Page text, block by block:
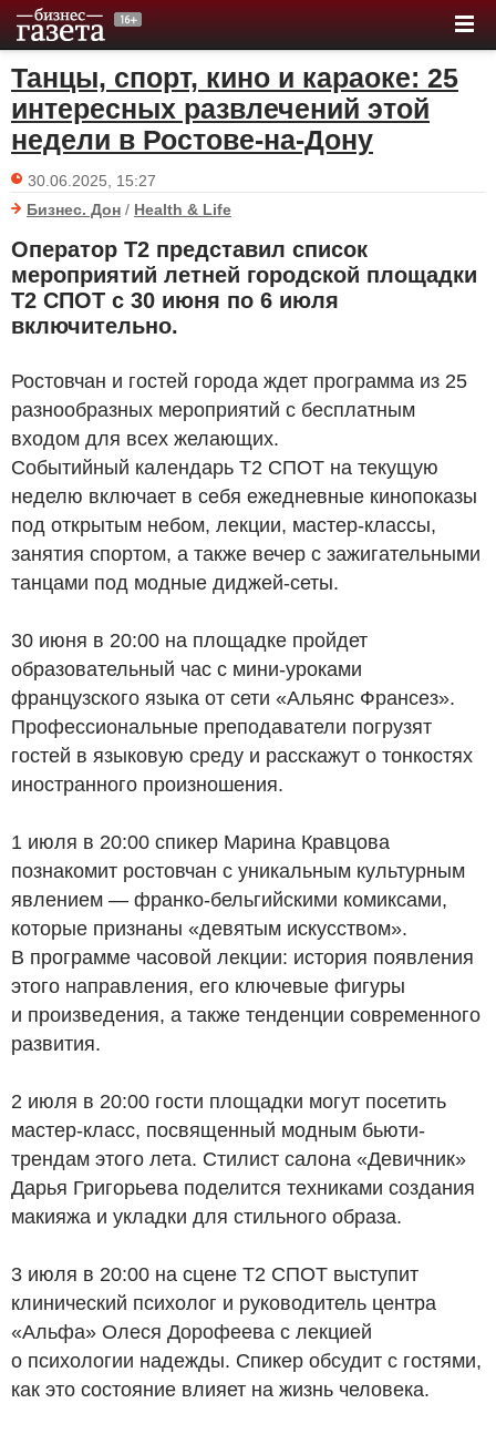
Танцы, спорт, кино и караоке: 25
интересных развлечений этой
недели в Ростове-на-Дону
30.06.2025, 15:27
Бизнес. Дон / Health & Life
Оператор T2 представил список
мероприятий летней городской площадки
T2 СПОТ с 30 июня по 6 июля
включительно.
Ростовчан и гостей города ждет программа из 25
разнообразных мероприятий с бесплатным
входом для всех желающих.
Событийный календарь T2 СПОТ на текущую
неделю включает в себя ежедневные кинопоказы
под открытым небом, лекции, мастер-классы,
занятия спортом, а также вечер с зажигательными
танцами под модные диджей-сеты.
30 июня в 20:00 на площадке пройдет
образовательный час с мини-уроками
французского языка от сети «Альянс Франсез».
Профессиональные преподаватели погрузят
гостей в языковую среду и расскажут о тонкостях
иностранного произношения.
1 июля в 20:00 спикер Марина Кравцова
познакомит ростовчан с уникальным культурным
явлением — франко-бельгийскими комиксами,
которые признаны «девятым искусством».
В программе часовой лекции: история появления
этого направления, его ключевые фигуры
и произведения, а также тенденции современного
развития.
2 июля в 20:00 гости площадки могут посетить
мастер-класс, посвященный модным бьюти-
трендам этого лета. Стилист салона «Девичник»
Дарья Григорьева поделится техниками создания
макияжа и укладки для стильного образа.
3 июля в 20:00 на сцене T2 СПОТ выступит
клинический психолог и руководитель центра
«Альфа» Олеся Дорофеева с лекцией
о психологии надежды. Спикер обсудит с гостями,
как это состояние влияет на жизнь человека.